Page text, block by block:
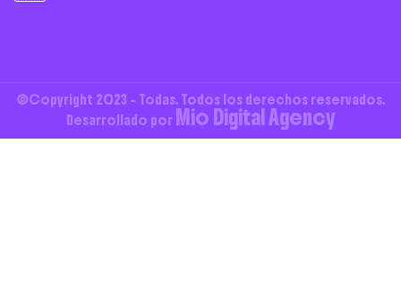
©Copyright 2023 - Todas. Todos los derechos reservados.
Desarrollado por Mio Digital Agency